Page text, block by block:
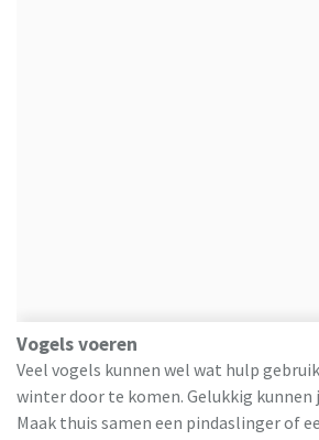
Vogels voeren
Veel vogels kunnen wel wat hulp
winter door te komen. Gelukkig kunnen
Maak thuis samen een pindaslinger of